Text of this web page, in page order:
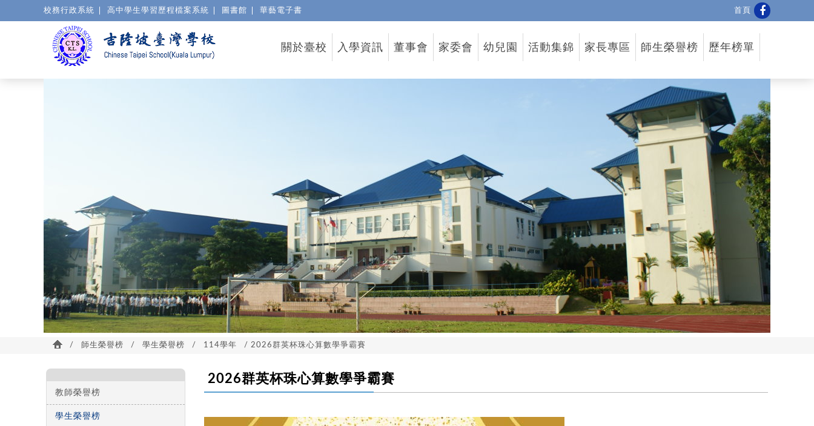
校務行政系統 高中學生學習歷程檔案系統 圖書館 華藝電子書 首頁
關於臺校 入學資訊 董事會 家委會 幼兒園 活動集錦 家長專區 師生榮譽榜 歷年榜單
/ 師生榮譽榜 / 學生榮譽榜 / 114學年 / 2026群英杯珠心算數學爭霸賽
教師榮譽榜
學生榮譽榜
2026群英杯珠心算數學爭霸賽